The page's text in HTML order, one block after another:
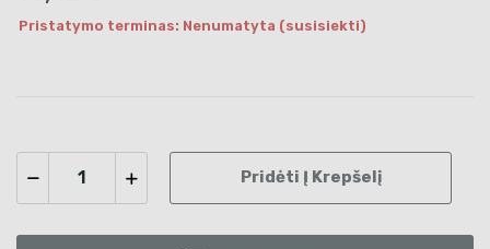
Pristatymo terminas: Nenumatyta (susisiekti)
Pridėti Į Krepšelį